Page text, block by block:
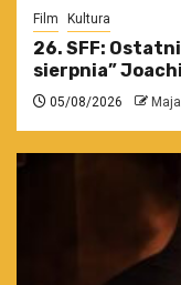
Film Kultura
26. SFF:
sierpnia”
05/08/2026